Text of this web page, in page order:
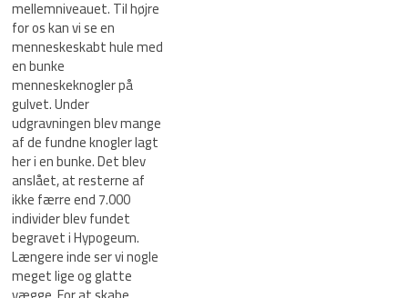
mellemniveauet. Til højre
for os kan vi se en
menneskeskabt hule med
en bunke
menneskeknogler på
gulvet. Under
udgravningen blev mange
af de fundne knogler lagt
her i en bunke. Det blev
anslået, at resterne af
ikke færre end 7.000
individer blev fundet
begravet i Hypogeum.
Længere inde ser vi nogle
meget lige og glatte